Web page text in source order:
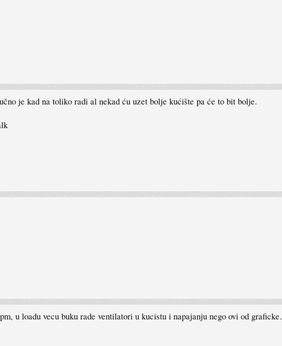
je kad na toliko radi al nekad ću uzet bolje kućište pa će to bit bolje.
u loadu vecu buku rade ventilatori u kucistu i napajanju nego ovi od graficke.